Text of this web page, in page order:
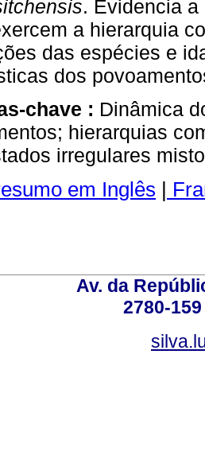
. Evidencia
a hierarquia
das espécies e
dos
chave : Dinâmica
hierarquias
irregulares
em Inglês |
Av. da
2780-